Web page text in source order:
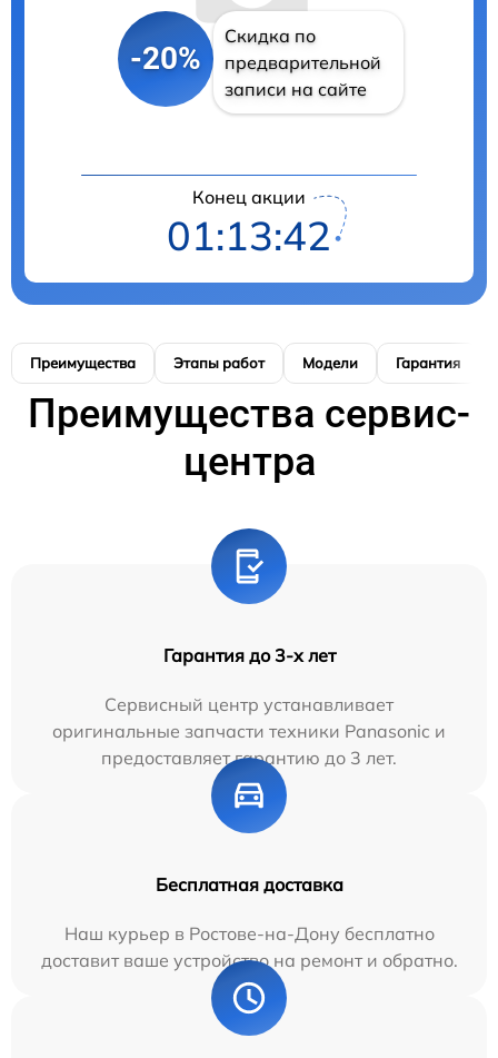
-20%
Скидка по
предварительной
записи на сайте
Конец акции
01:13:41
Преимущества Этапы работ Модели Гарантия
Преимущества сервис-
центра
Гарантия до 3-х лет
Сервисный центр устанавливает
оригинальные запчасти техники Panasonic и
предоставляет гарантию до 3 лет.
Бесплатная доставка
Наш курьер в Ростове-на-Дону бесплатно
доставит ваше устройство на ремонт и обратно.